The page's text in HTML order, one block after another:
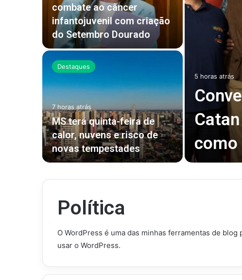
5 horas atrás
como
combate ao câncer
infantojuvenil com criação
do Setembro Dourado
Destaques
7 horas atrás
MS terá quinta-feira de
calor, nuvens e risco de
novas tempestades
Política
O WordPress é uma das minhas ferramentas de
usar o WordPress.